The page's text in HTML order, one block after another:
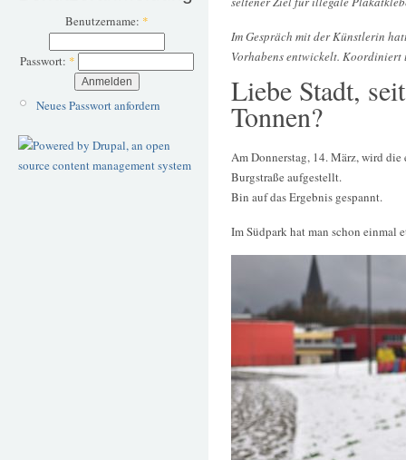
Benutzername: *
Passwort: *
Neues Passwort anfordern
Im Gespräch mit der Künstlerin
Vorhabens entwickelt.
Liebe Stadt,
Tonnen?
Am Donnerstag, 14. März, wird
Burgstraße aufgestellt.
Bin auf das Ergebnis gespannt.
Im Südpark hat man schon einmal